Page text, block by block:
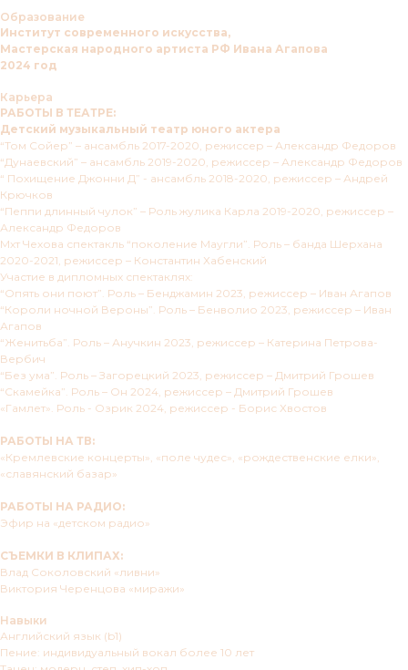
Образование
Институт современного искусства,
Мастерская народного артиста РФ Ивана Агапова
2024 год
Карьера
РАБОТЫ В ТЕАТРЕ:
Детский музыкальный театр юного актера
“Том Сойер” – ансамбль 2017-2020, режиссер – Александр Федоров
“Дунаевский” – ансамбль 2019-2020, режиссер – Александр Федоров
“ Похищение Джонни Д” - ансамбль 2018-2020, режиссер – Андрей
Крючков
“Пеппи длинный чулок” – Роль жулика Карла 2019-2020, режиссер –
Александр Федоров
Мхт Чехова спектакль “поколение Маугли”. Роль – банда Шерхана
2020-2021, режиссер – Константин Хабенский
Участие в дипломных спектаклях:
“Опять они поют”. Роль – Бенджамин 2023, режиссер – Иван Агапов
“Короли ночной Вероны”. Роль – Бенволио 2023, режиссер – Иван
Агапов
“Женитьба”. Роль – Анучкин 2023, режиссер – Катерина Петрова-
Вербич
“Без ума”. Роль – Загорецкий 2023, режиссер – Дмитрий Грошев
“Скамейка”. Роль – Он 2024, режиссер – Дмитрий Грошев
«Гамлет». Роль - Озрик 2024, режиссер - Борис Хвостов
РАБОТЫ НА ТВ:
«Кремлевские концерты», «поле чудес», «рождественские елки»,
«славянский базар»
РАБОТЫ НА РАДИО:
Эфир на «детском радио»
СЪЕМКИ В КЛИПАХ:
Влад Соколовский «ливни»
Виктория Черенцова «миражи»
Навыки
Английский язык (b1)
Пение: индивидуальный вокал более 10 лет